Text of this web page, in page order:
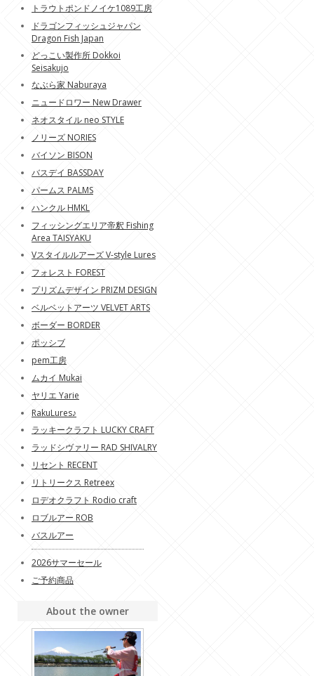
トラウトポンドノイケ1089工房
ドラゴンフィッシュジャパン
Dragon Fish Japan
どっこい製作所 Dokkoi
Seisakujo
なぶら家 Naburaya
ニュードロワー New Drawer
ネオスタイル neo STYLE
ノリーズ NORIES
バイソン BISON
バスデイ BASSDAY
パームス PALMS
ハンクル HMKL
フィッシングエリア帝釈 Fishing
Area TAISYAKU
Vスタイルルアーズ V-style Lures
フォレスト FOREST
プリズムデザイン PRIZM DESIGN
ベルベットアーツ VELVET ARTS
ボーダー BORDER
ポッシブ
pem工房
ムカイ Mukai
ヤリエ Yarie
RakuLures♪
ラッキークラフト LUCKY CRAFT
ラッドシヴァリー RAD SHIVALRY
リセント RECENT
リトリークス Retreex
ロデオクラフト Rodio craft
ロブルアー ROB
バスルアー
2026サマーセール
ご予約商品
About the owner